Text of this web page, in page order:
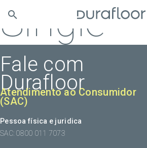
Single
Fale com
Durafloor
Atendimento ao Consumidor
(SAC)
Pessoa física e juridica
SAC: 0800 011 7073